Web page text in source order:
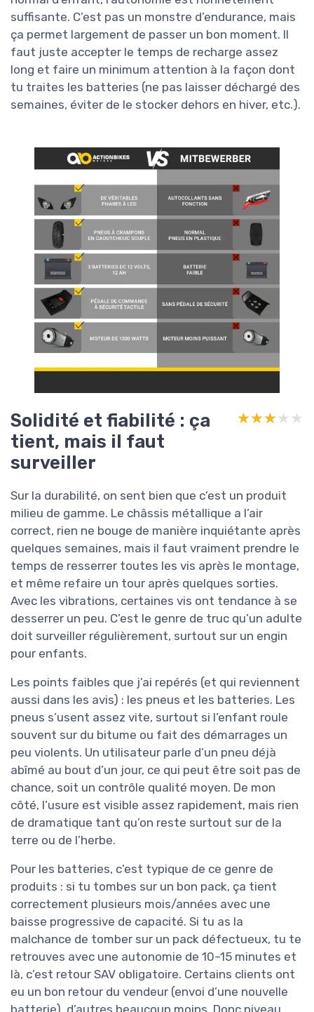
suffisante. C’est pas un monstre d’endurance, mais
ça permet largement de passer un bon moment. Il
faut juste accepter le temps de recharge assez
long et faire un minimum attention à la façon dont
tu traites les batteries (ne pas laisser déchargé des
semaines, éviter de le stocker dehors en hiver, etc.).
Solidité et fiabilité : ça
tient, mais il faut
surveiller
★★★★★
★★★★★
Sur la durabilité, on sent bien que c’est un produit
milieu de gamme. Le châssis métallique a l’air
correct, rien ne bouge de manière inquiétante après
quelques semaines, mais il faut vraiment prendre le
temps de resserrer toutes les vis après le montage,
et même refaire un tour après quelques sorties.
Avec les vibrations, certaines vis ont tendance à se
desserrer un peu. C’est le genre de truc qu’un adulte
doit surveiller régulièrement, surtout sur un engin
pour enfants.
Les points faibles que j’ai repérés (et qui reviennent
aussi dans les avis) : les pneus et les batteries. Les
pneus s’usent assez vite, surtout si l’enfant roule
souvent sur du bitume ou fait des démarrages un
peu violents. Un utilisateur parle d’un pneu déjà
abîmé au bout d’un jour, ce qui peut être soit pas de
chance, soit un contrôle qualité moyen. De mon
côté, l’usure est visible assez rapidement, mais rien
de dramatique tant qu’on reste surtout sur de la
terre ou de l’herbe.
Pour les batteries, c’est typique de ce genre de
produits : si tu tombes sur un bon pack, ça tient
correctement plusieurs mois/années avec une
baisse progressive de capacité. Si tu as la
malchance de tomber sur un pack défectueux, tu te
retrouves avec une autonomie de 10–15 minutes et
là, c’est retour SAV obligatoire. Certains clients ont
eu un bon retour du vendeur (envoi d’une nouvelle